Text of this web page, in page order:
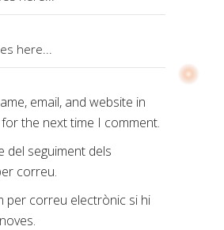
email, and website in
the next time I comment.
del seguiment dels
correu.
per correu electrònic si hi